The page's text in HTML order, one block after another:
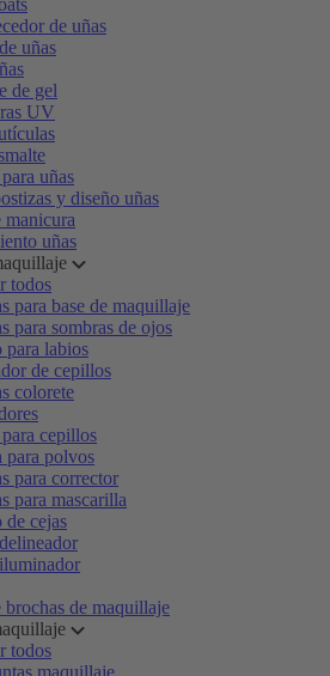
de uñas
uñas
de gel
UV
uñas
y diseño uñas
manicura
uñas
todos
para base de maquillaje
para sombras de ojos
para labios
de cepillos
colorete
cepillos
para polvos
para corrector
para mascarilla
cejas
brochas de maquillaje
todos
maquillaje